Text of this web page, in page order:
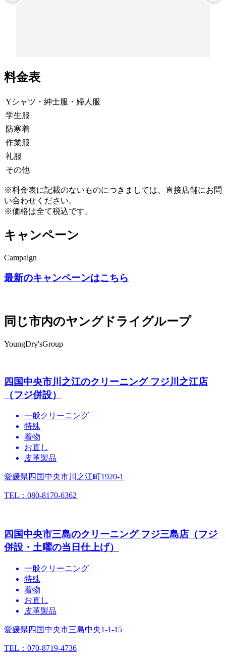
料金表
Yシャツ・紳士服・婦人服
学生服
防寒着
作業服
礼服
その他
※料金表に記載のないものにつきましては、直接店舗にお問
い合わせください。
※価格は全て税込です。
キャンペーン
Campaign
最新のキャンペーンはこちら
同じ市内のヤングドライグループ
YoungDry'sGroup
四国中央市川之江のクリーニング フジ川之江店
（フジ併設）
一般クリーニング
特殊
着物
お直し
皮革製品
愛媛県四国中央市川之江町1920-1
TEL：080-8170-6362
四国中央市三島のクリーニング フジ三島店（フジ
併設・土曜の当日仕上げ）
一般クリーニング
特殊
着物
お直し
皮革製品
愛媛県四国中央市三島中央1-1-15
TEL：070-8719-4736